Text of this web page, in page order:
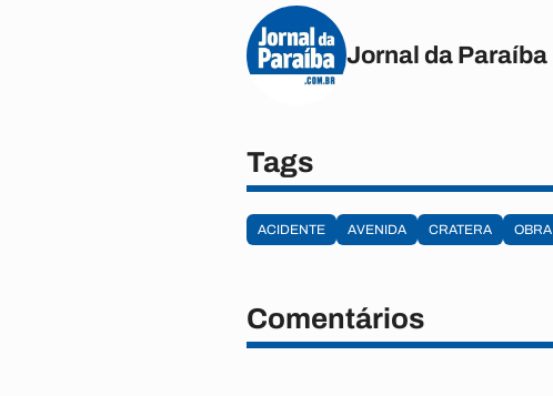
Jornal da Paraíba
Tags
ACIDENTE AVENIDA CRATERA OBRA
Comentários